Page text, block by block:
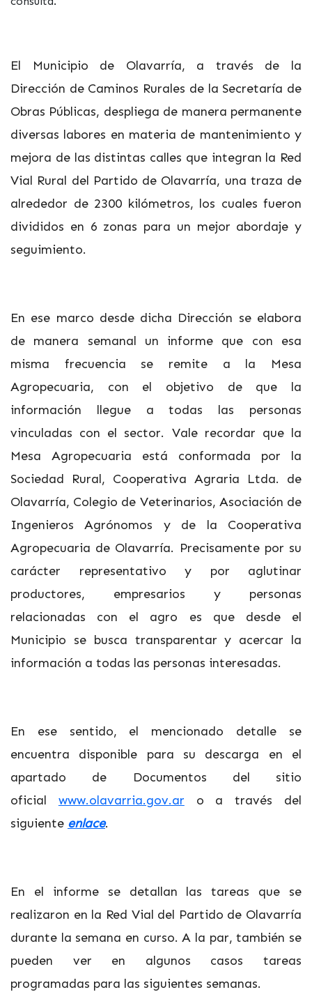
El Municipio de Olavarría, a través de la
Dirección de Caminos Rurales de la Secretaría de
Obras Públicas, despliega de manera permanente
diversas labores en materia de mantenimiento y
mejora de las distintas calles que integran la Red
Vial Rural del Partido de Olavarría, una traza de
alrededor de 2300 kilómetros, los cuales fueron
divididos en 6 zonas para un mejor abordaje y
seguimiento.
En ese marco desde dicha Dirección se elabora
de manera semanal un informe que con esa
misma frecuencia se remite a la Mesa
Agropecuaria, con el objetivo de que la
información llegue a todas las personas
vinculadas con el sector. Vale recordar que la
Mesa Agropecuaria está conformada por la
Sociedad Rural, Cooperativa Agraria Ltda. de
Olavarría, Colegio de Veterinarios, Asociación de
Ingenieros Agrónomos y de la Cooperativa
Agropecuaria de Olavarría. Precisamente por su
carácter representativo y por aglutinar
productores, empresarios y personas
relacionadas con el agro es que desde el
Municipio se busca transparentar y acercar la
información a todas las personas interesadas.
En ese sentido, el mencionado detalle se
encuentra disponible para su descarga en el
apartado de Documentos del sitio
oficial www.olavarria.gov.ar o a través del
siguiente enlace.
En el informe se detallan las tareas que se
realizaron en la Red Vial del Partido de Olavarría
durante la semana en curso. A la par, también se
pueden ver en algunos casos tareas
programadas para las siguientes semanas.